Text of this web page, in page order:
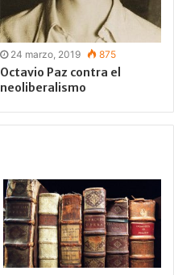
24 marzo, 2019 875
Octavio Paz contra el
neoliberalismo